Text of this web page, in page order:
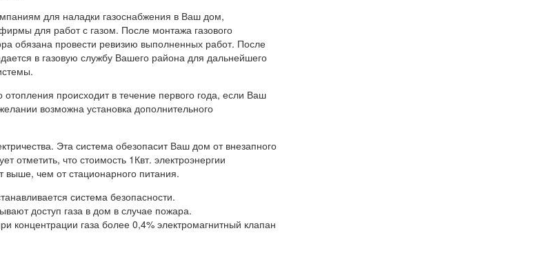
для наладки газоснабжения в Ваш дом,
для работ с газом. После монтажа газового
обязана провести ревизию выполненных работ. После
в газовую службу Вашего района для дальнейшего
происходит в течение первого года, если Ваш
возможна установка дополнительного
Эта система обезопасит Ваш дом от внезапного
отметить, что стоимость 1Квт. электроэнергии
выше, чем от стационарного питания.
система безопасности.
доступ газа в дом в случае пожара.
концентрации газа более 0,4% электромагнитный клапан